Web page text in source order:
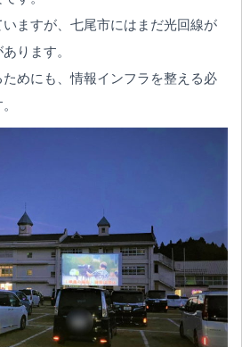
ますが、七尾市にはまだ光回線が
ります。
めにも、情報インフラを整える必